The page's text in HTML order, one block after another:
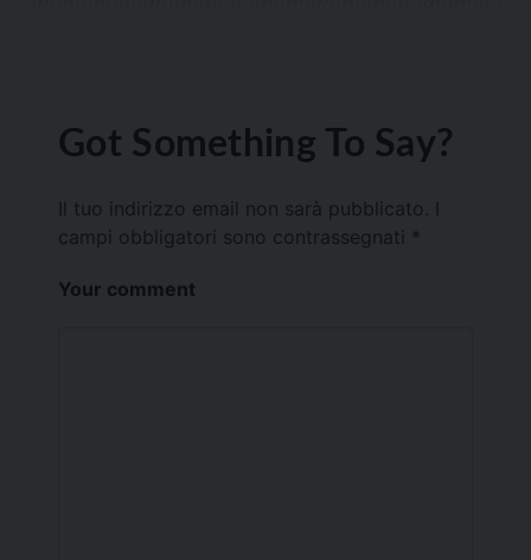
Got Something To Say?
Il tuo indirizzo email non sarà pubblicato.
campi obbligatori sono contrassegnati *
Your comment